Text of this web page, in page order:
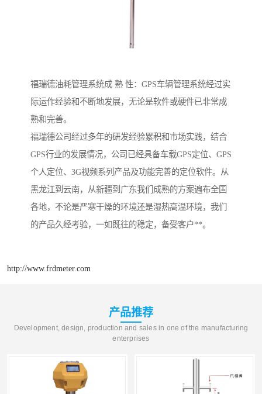
福瑞德油耗管理系统成 熟 性：GPS车辆管理系统经过实
际运作经验和不断地发展，无论是软件或硬件已非常成
熟和完善。
福瑞德公司经过多年的研发经验累积和市场实践，结合
GPS行业的发展情况，公司已经具备车载GPS定位、GPS
个人定位、3G视频系列产品及功能完善的定位软件。从
黑龙江到云南，从新疆到广东我们成熟的方案遍布全国
各地，不论是严寒干燥的环境还是湿热高温环境，我们
的产品久经考验，一如既往的稳定，备受客户**。
http://www.frdmeter.com
产品推荐
Development, design, production and sales in one of the manufacturing
enterprises